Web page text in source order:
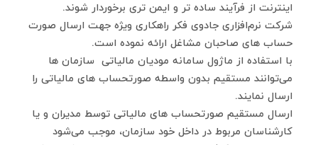
اینترنت از فرآیند ساده تر و ایمن تری برخوردار شوند.
شرکت نرم‌افزاری جادوی فکر راهکاری ویژه جهت ارسال صورت
حساب های صاحبان مشاغل ارائه نموده است.
با استفاده از ماژول سامانه مودیان مالیاتی سازمان ها
می‌توانند مستقیم بدون واسطه صورتحساب های مالیاتی را
ارسال نمایند.
ارسال مستقیم صورتحساب های مالیاتی توسط مدیران و یا
کارشناسان مربوط در داخل خود سازمان، موجب می‌شود